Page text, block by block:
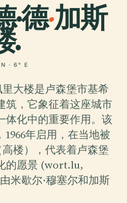
·德·加斯
.
· 6° E
里大楼是卢森堡市基希
筑，它象征着这座城市
体化中的重要作用。该
1966年启用，在当地被
楼），代表着卢森堡
的愿景 (wort.lu,
米歇尔·穆塞尔和加斯